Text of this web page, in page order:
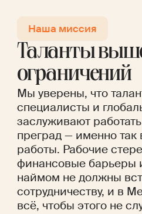
Наша миссия
Таланты
ограничений
Мы уверены, что
специалисты и
заслуживают
преград — именно так
работы. Рабочие
финансовые барьеры
наймом не должны
сотрудничеству, и в
всё, чтобы этого не